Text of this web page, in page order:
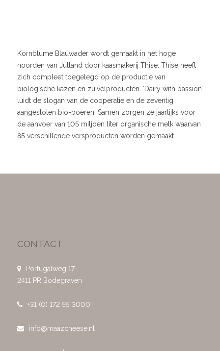
Kornblume Blauwader wordt gemaakt in het hoge
noorden van Jutland door kaasmakerij Thise. Thise heeft
zich compleet toegelegd op de productie van
biologische kazen en zuivelproducten. ‘Dairy with passion’
luidt de slogan van de coöperatie en de zeventig
aangesloten bio-boeren. Samen zorgen ze jaarlijks voor
de aanvoer van 105 miljoen liter organische melk waarvan
85 verschillende versproducten worden gemaakt.
CONTACT
Portugalweg 17
2411 PR Bodegraven
+31 (0) 172 55 3000
info@maazcheese.nl